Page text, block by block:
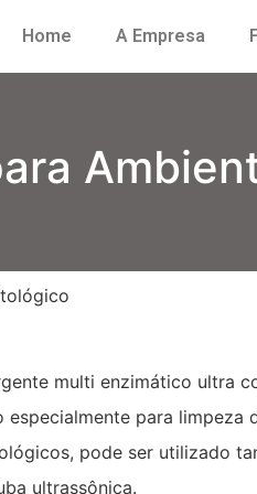
Home A Empresa
multi enzimático ultra
especialmente para limpeza
pode ser utilizado
ultrassônica.